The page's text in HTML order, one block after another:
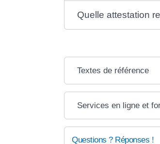
Quelle attestation
Textes de référence
Services en ligne et
Questions ? Réponses !